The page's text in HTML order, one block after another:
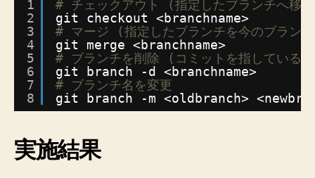
1
2
3
4
5
6
7
8
# チェックアウト (指定したブランチへ移
git checkout <branchname>
# マージ (指定したブランチを今のブラン
git merge <branchname>
# ブランチを削除 (コミットを指している
git branch -d <branchname>
# ブランチ名を変更
git branch -m <oldbranch>
実施結果